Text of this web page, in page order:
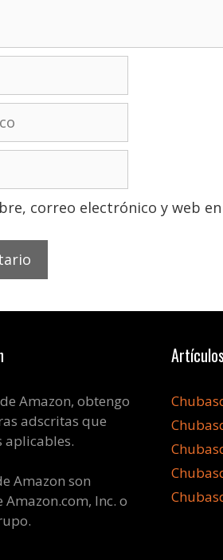
correo electrónico y web
Amazon, obtengo
adscritas que
aplicables.
Amazon son
Inc. o